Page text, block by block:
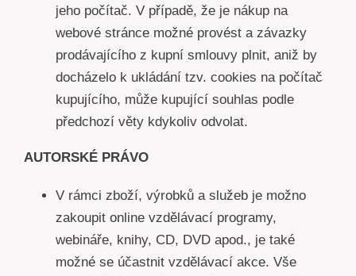
jeho počítač. V případě, že je nákup na
webové stránce možné provést a závazky
prodávajícího z kupní smlouvy plnit, aniž by
docházelo k ukládání tzv. cookies na počítač
kupujícího, může kupující souhlas podle
předchozí věty kdykoliv odvolat.
AUTORSKÉ PRÁVO
V rámci zboží, výrobků a služeb je možno
zakoupit online vzdělávací programy,
webináře, knihy, CD, DVD apod., je také
možné se účastnit vzdělávací akce. Vše